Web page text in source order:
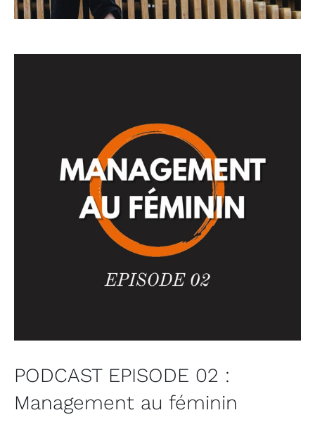
PODCAST EPISODE 02 :
Management au féminin